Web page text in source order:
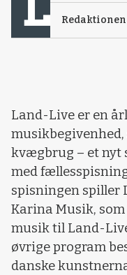
Redaktionen
Land-Live er en
kvægbrug – et nyt
med
spisningen spiller
Karina Musik,
musik til Land-
øvrige program
danske